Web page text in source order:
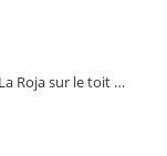
Roja sur le toit …